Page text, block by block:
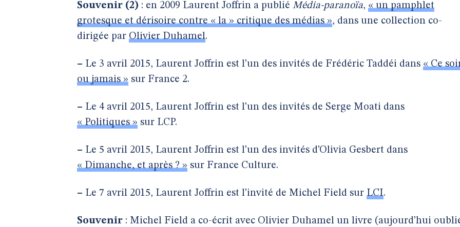
Souvenir (2) : en 2009 Laurent Joffrin a publié Média-paranoïa, « un pamphlet
grotesque et dérisoire contre « la » critique des médias », dans une collection co-
dirigée par Olivier Duhamel.
– Le 3 avril 2015, Laurent Joffrin est l’un des invités de Frédéric Taddéi dans « Ce
ou jamais » sur France 2.
– Le 4 avril 2015, Laurent Joffrin est l’un des invités de Serge Moati dans
« Politiques » sur LCP.
– Le 5 avril 2015, Laurent Joffrin est l’un des invités d’Olivia Gesbert dans
« Dimanche, et après ? » sur France Culture.
– Le 7 avril 2015, Laurent Joffrin est l’invité de Michel Field sur LCI.
Souvenir : Michel Field a co-écrit avec Olivier Duhamel un livre (aujourd’hui